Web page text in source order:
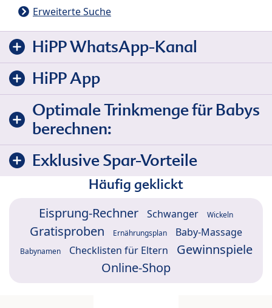
Erweiterte Suche
HiPP WhatsApp-Kanal
HiPP App
Optimale Trinkmenge für Babys
berechnen:
Exklusive Spar-Vorteile
Häufig geklickt
Eisprung-Rechner Schwanger Wickeln
Gratisproben Ernährungsplan Baby-Massage
Babynamen Checklisten für Eltern
Gewinnspiele
Online-Shop